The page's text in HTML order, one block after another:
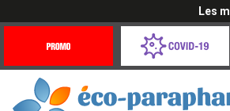
Les
Offres
Coronavirus